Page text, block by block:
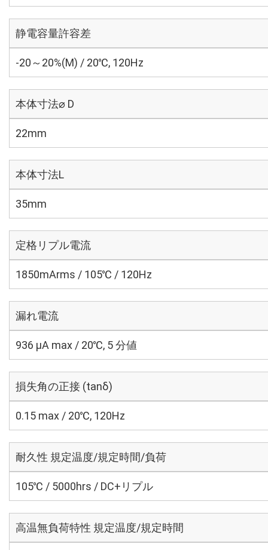
静電容量許容差
-20～20%(M) / 20℃, 120Hz
本体寸法⌀ D
22mm
本体寸法L
35mm
定格リプル電流
1850mArms / 105℃ / 120Hz
漏れ電流
936 μA max / 20℃, 5 分値
損失角の正接 (tanδ)
0.15 max / 20℃, 120Hz
耐久性 規定温度/規定時間/負荷
105℃ / 5000hrs / DC+リプル
高温無負荷特性 規定温度/規定時間